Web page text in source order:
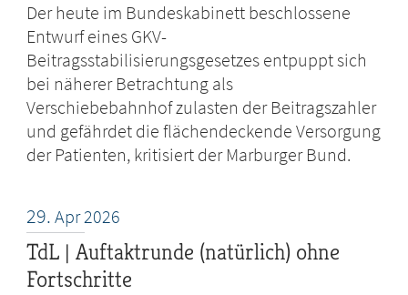
Der heute im Bundeskabinett beschlossene
Entwurf eines GKV-
Beitragsstabilisierungsgesetzes entpuppt sich
bei näherer Betrachtung als
Verschiebebahnhof zulasten der Beitragszahler
und gefährdet die flächendeckende Versorgung
der Patienten, kritisiert der Marburger Bund.
29. Apr2026
TdL | Auftaktrunde (natürlich) ohne
Fortschritte